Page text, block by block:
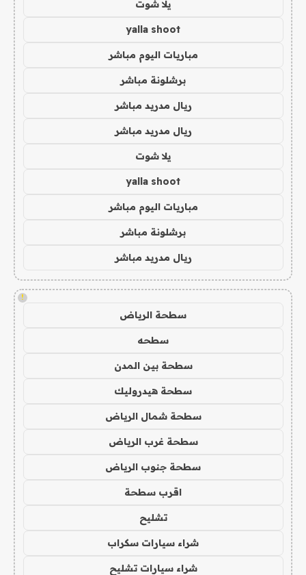
يلا شوت
yalla shoot
مباريات اليوم مباشر
برشلونة مباشر
ريال مدريد مباشر
ريال مدريد مباشر
يلا شوت
yalla shoot
مباريات اليوم مباشر
برشلونة مباشر
ريال مدريد مباشر
!
سطحة الرياض
سطحه
سطحة بين المدن
سطحة هيدروليك
سطحة شمال الرياض
سطحة غرب الرياض
سطحة جنوب الرياض
اقرب سطحة
تشليح
شراء سيارات سكراب
شراء سيارات تشليح